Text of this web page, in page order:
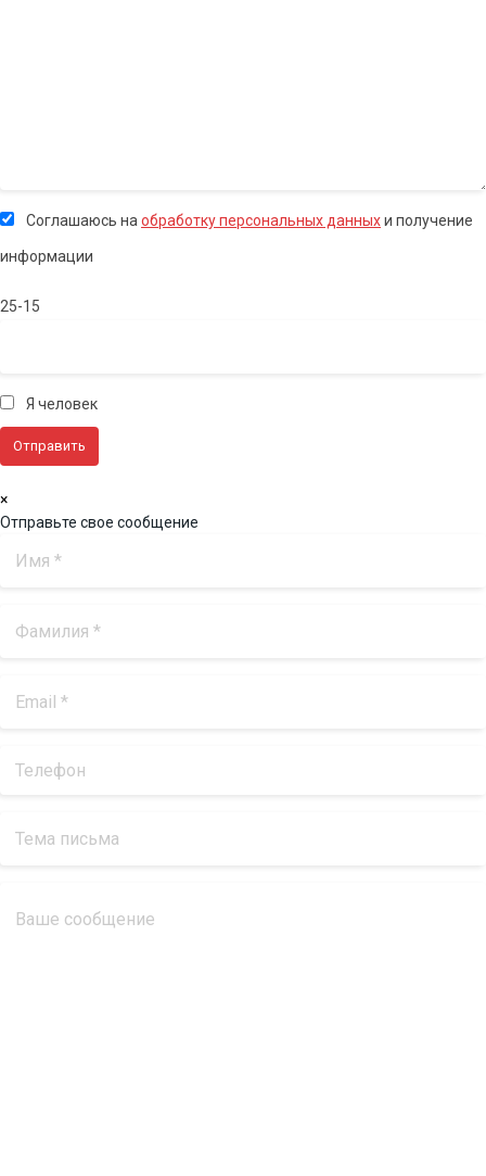
Соглашаюсь на обработку персональных данныхи получение
информации
25-15
Я человек
×
Отправьте свое сообщение